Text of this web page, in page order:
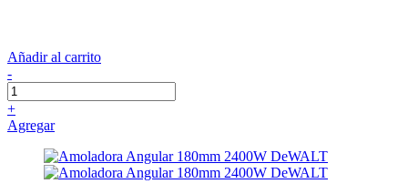
Añadir al carrito
-
+
Agregar